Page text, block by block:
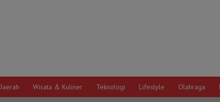
Wisata & Kuliner Teknologi Lifestyle Olahraga